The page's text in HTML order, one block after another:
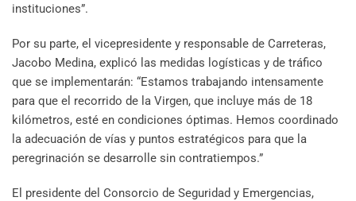
instituciones”.
Por su parte, el vicepresidente y responsable de Carreteras,
Jacobo Medina, explicó las medidas logísticas y de tráfico
que se implementarán: “Estamos trabajando intensamente
para que el recorrido de la Virgen, que incluye más de 18
kilómetros, esté en condiciones óptimas. Hemos coordinado
la adecuación de vías y puntos estratégicos para que la
peregrinación se desarrolle sin contratiempos.”
El presidente del Consorcio de Seguridad y Emergencias,